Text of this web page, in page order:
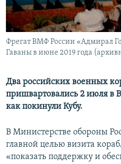
ПОБЕДИТЕЛЕЙ НЕ СУДЯТ?
КРЫМ.НЕПОКОРЕННЫЙ
ELIFBE
ПРИСОЕДИНЯЙТЕСЬ!
Фрегат ВМФ России «Адмирал
Гаваны в июне 2019 года
Два российских военных
пришвартовались 2 июля в
как покинули Кубу.
В Министерстве обороны
главной целью визита
«показать поддержку и